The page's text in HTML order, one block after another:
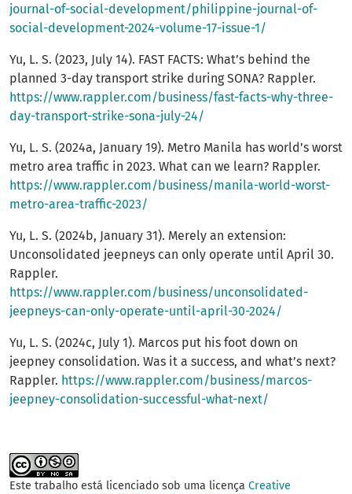
journal-of-social-development/philippine-journal-of-
social-development-2024-volume-17-issue-1/
Yu, L. S. (2023, July 14). FAST FACTS: What’s behind the
planned 3-day transport strike during SONA? Rappler.
https://www.rappler.com/business/fast-facts-why-three-
day-transport-strike-sona-july-24/
Yu, L. S. (2024a, January 19). Metro Manila has world’s worst
metro area traffic in 2023. What can we learn? Rappler.
https://www.rappler.com/business/manila-world-worst-
metro-area-traffic-2023/
Yu, L. S. (2024b, January 31). Merely an extension:
Unconsolidated jeepneys can only operate until April 30.
Rappler.
https://www.rappler.com/business/unconsolidated-
jeepneys-can-only-operate-until-april-30-2024/
Yu, L. S. (2024c, July 1). Marcos put his foot down on
jeepney consolidation. Was it a success, and what’s next?
Rappler. https://www.rappler.com/business/marcos-
jeepney-consolidation-successful-what-next/
Este trabalho está licenciado sob uma licença Creative